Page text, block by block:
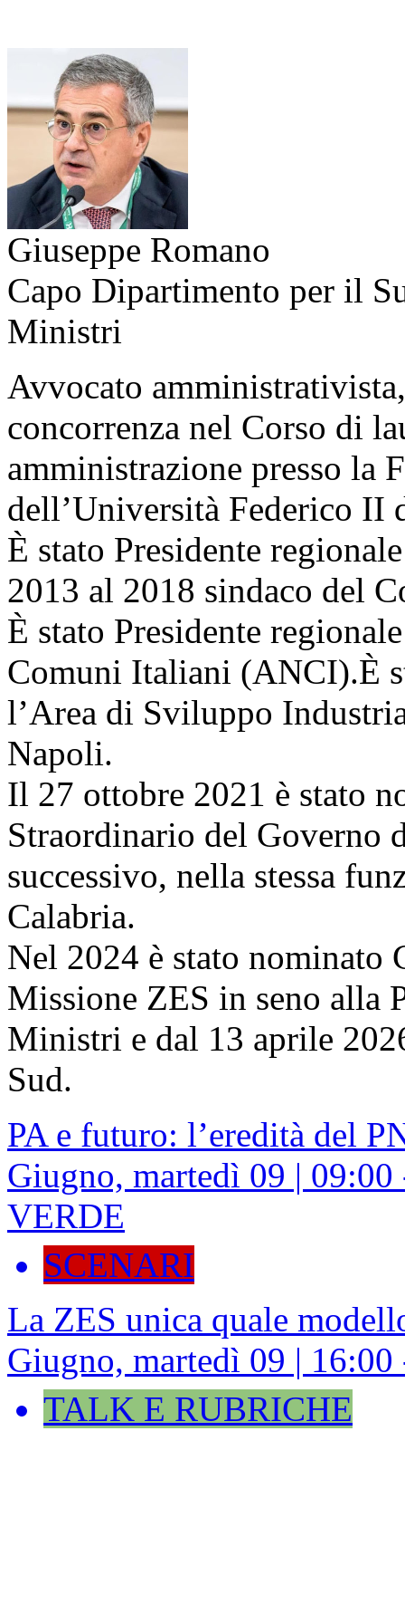
Giuseppe Romano
Capo Dipartimento per il
Ministri
Avvocato
concorrenza nel Corso di
amministrazione presso la
dell’Università Federico II
È stato Presidente
2013 al 2018 sindaco del
È stato Presidente
Comuni Italiani (ANCI).È
l’Area di Sviluppo
Napoli.
Il 27 ottobre 2021 è stato
Straordinario del Governo
successivo, nella stessa
Calabria.
Nel 2024 è stato nominato
Missione ZES in seno alla
Ministri e dal 13 aprile
Sud.
PA e futuro: l’eredità del
Giugno, martedì 09 |
VERDE
SCENARI
La ZES unica quale
Giugno, martedì 09 |
TALK E RUBRICHE